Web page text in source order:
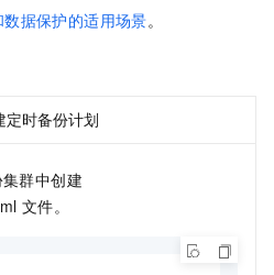
据保护的适用场景。
定时备份计划
群中创建
文件。